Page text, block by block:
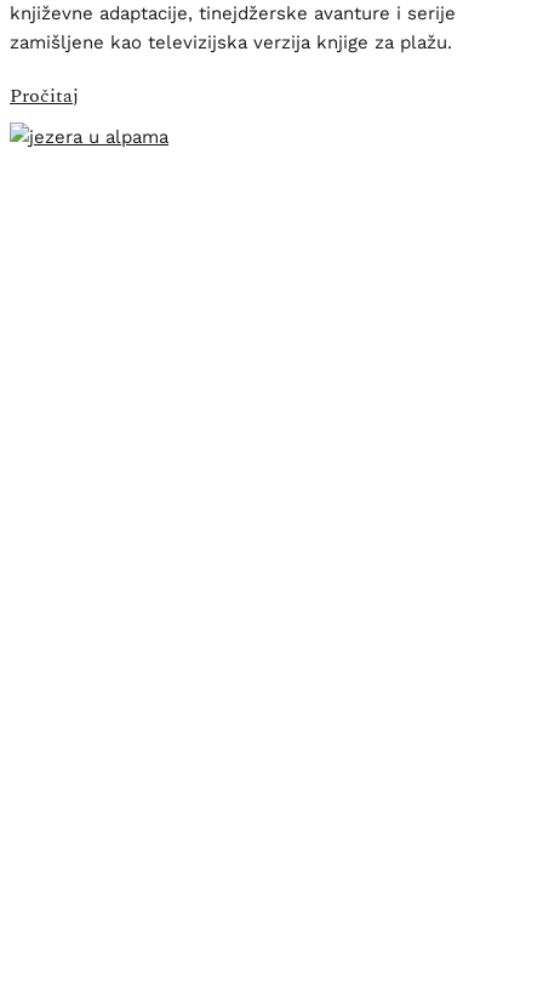
književne adaptacije, tinejdžerske avanture i serije
zamišljene kao televizijska verzija knjige za plažu.
Pročitaj